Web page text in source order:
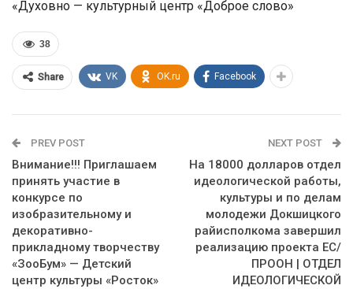
«Духовно — культурный центр «Доброе слово»
38
Share VK OK.ru Facebook
PREV POST
Внимание!!! Приглашаем
принять участие в
конкурсе по
изобразительному и
декоративно-
прикладному творчеству
«ЗооБум» — Детский
центр культуры «Росток»
NEXT POST
На 18000 долларов отдел
идеологической работы,
культуры и по делам
молодежи Докшицкого
райисполкома завершил
реализацию проекта ЕС/
ПРООН | ОТДЕЛ
ИДЕОЛОГИЧЕСКОЙ